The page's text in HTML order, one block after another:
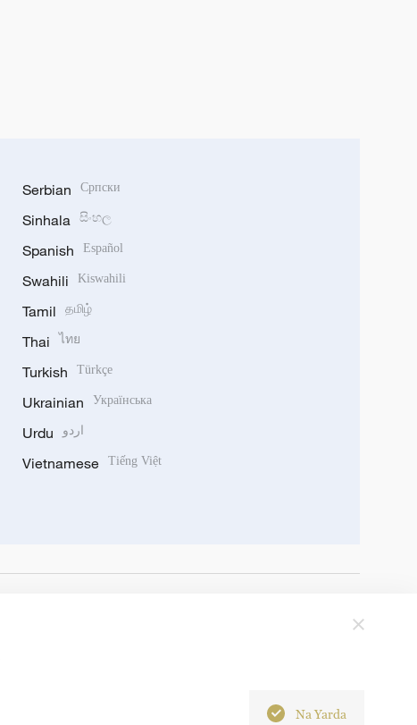
Serbian Српски
Sinhala සිංහල
Spanish Español
Swahili Kiswahili
Tamil தமிழ்
Thai ไทย
Turkish Türkçe
Ukrainian Українська
Urdu اردو
Vietnamese Tiếng Việt
Na Yarda